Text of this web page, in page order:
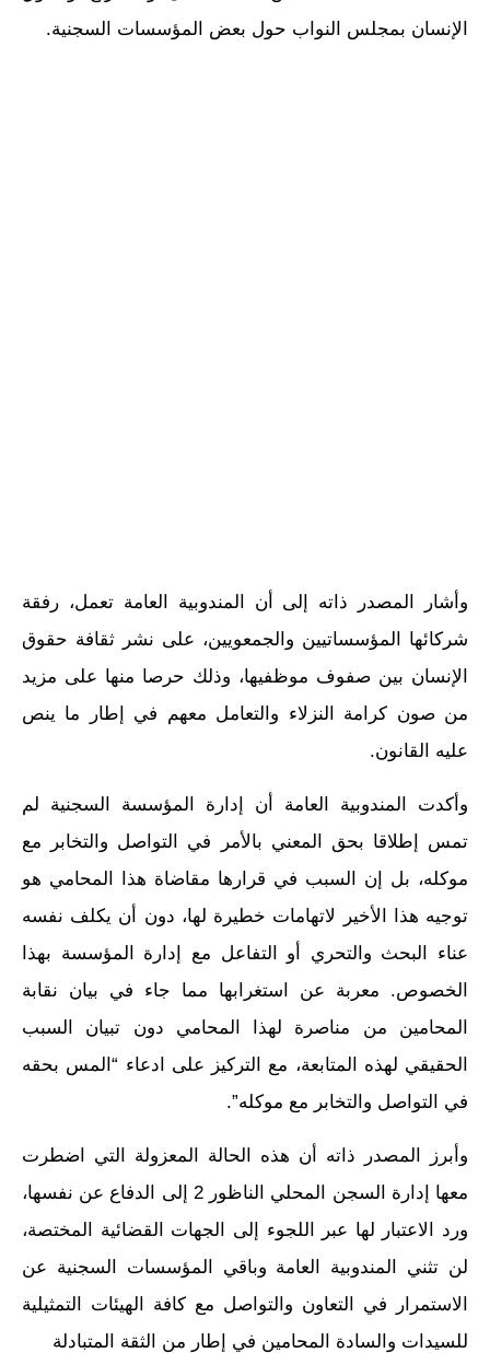
الإنسان بمجلس النواب حول بعض المؤسسات السجنية.
وأشار المصدر ذاته إلى أن المندوبية العامة تعمل، رفقة
شركائها المؤسساتيين والجمعويين، على نشر ثقافة حقوق
الإنسان بين صفوف موظفيها، وذلك حرصا منها على مزيد
من صون كرامة النزلاء والتعامل معهم في إطار ما ينص
عليه القانون.
وأكدت المندوبية العامة أن إدارة المؤسسة السجنية لم
تمس إطلاقا بحق المعني بالأمر في التواصل والتخابر مع
موكله، بل إن السبب في قرارها مقاضاة هذا المحامي هو
توجيه هذا الأخير لاتهامات خطيرة لها، دون أن يكلف نفسه
عناء البحث والتحري أو التفاعل مع إدارة المؤسسة بهذا
الخصوص. معربة عن استغرابها مما جاء في بيان نقابة
المحامين من مناصرة لهذا المحامي دون تبيان السبب
الحقيقي لهذه المتابعة، مع التركيز على ادعاء “المس بحقه
في التواصل والتخابر مع موكله”.
وأبرز المصدر ذاته أن هذه الحالة المعزولة التي اضطرت
معها إدارة السجن المحلي الناظور 2 إلى الدفاع عن نفسها،
ورد الاعتبار لها عبر اللجوء إلى الجهات القضائية المختصة،
لن تثني المندوبية العامة وباقي المؤسسات السجنية عن
الاستمرار في التعاون والتواصل مع كافة الهيئات التمثيلية
للسيدات والسادة المحامين في إطار من الثقة المتبادلة